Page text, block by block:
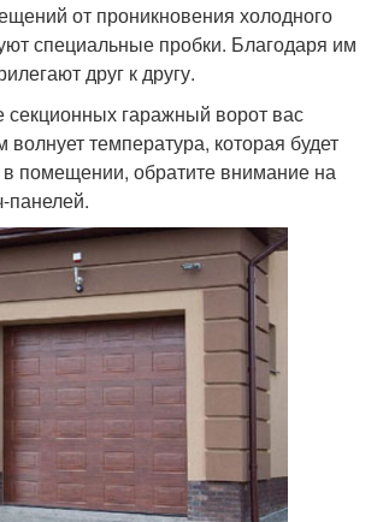
от проникновения холодного
специальные пробки. Благодаря им
друг к другу.
гаражный ворот вас
температура, которая будет
помещении, обратите внимание на
панелей.